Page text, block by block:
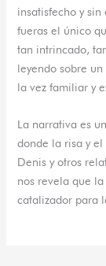
insatisfecho y
fueras el único
tan intrincado,
leyendo sobre
la vez familiar y
La narrativa es
donde la risa y
Denis y otros
nos revela que
catalizador para